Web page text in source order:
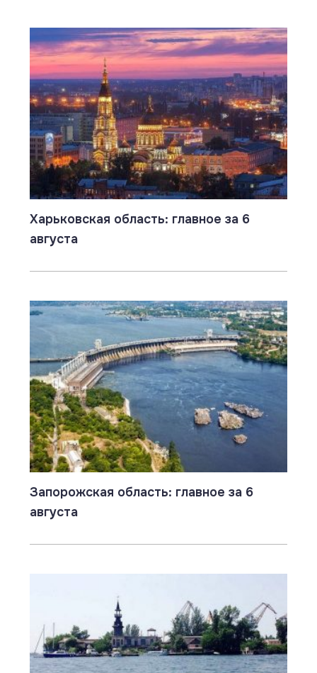
Харьковская область: главное за 6
августа
Запорожская область: главное за 6
августа